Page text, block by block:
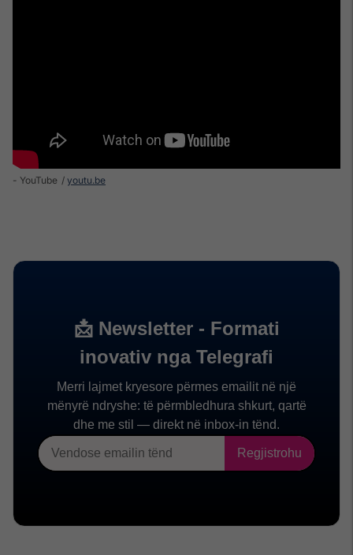
- YouTube youtu.be